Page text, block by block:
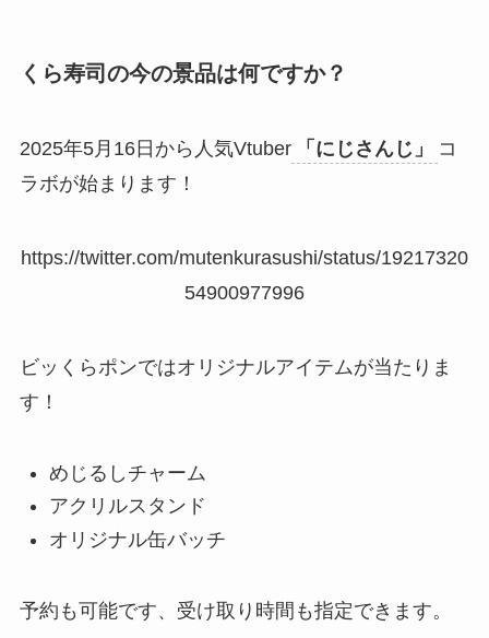
くら寿司の今の景品は何ですか？
2025年5月16日から人気Vtuber 「にじさんじ」
コ
ラボが始まります！
https://twitter.com/mutenkurasushi/status/19217320
54900977996
ビッくらポンではオリジナルアイテムが当たりま
す！
めじるしチャーム
アクリルスタンド
オリジナル缶バッチ
予約も可能です、受け取り時間も指定できます。